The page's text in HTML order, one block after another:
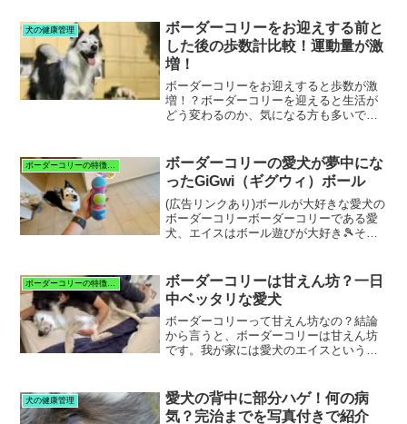
って様々な種類に分かれます。まずは、
ボーダーコリーの種類...
犬の健康管理
ボーダーコリーをお迎えする前と
した後の歩数計比較！運動量が激
増！
ボーダーコリーをお迎えすると歩数が激
増！？ボーダーコリーを迎えると生活が
どう変わるのか、気になる方も多いでし
日の「歩数の増加」と「生活リズムの改
善」です。お迎えする前と...
ボーダーコリーの特徴と暮らし
ボーダーコリーの愛犬が夢中にな
ったGiGwi（ギグウィ）ボール
(広告リンクあり)ボールが大好きな愛犬の
ボーダーコリーボーダーコリーである愛
犬、エイスはボール遊びが大好き🎾それ
特に「ギグウィ (GiGwi)」というメーカー
のボールが...
ボーダーコリーは甘えん坊？一日
中ベッタリな愛犬
ボーダーコリーって甘えん坊なの？結論
から言うと、ボーダーコリーは甘えん坊
です。我が家には愛犬のエイスという名
の紹介と運命的な出会い】はこちらお迎
えしてから、２年程ちまし...
犬の健康管理
愛犬の背中に部分ハゲ！何の病
気？完治までを写真付きで紹介